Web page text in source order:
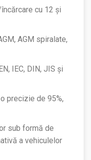
cu 12 și
AGM spiralate,
IEC, DIN, JIS și
precizie de 95%,
sub formă de
a vehiculelor